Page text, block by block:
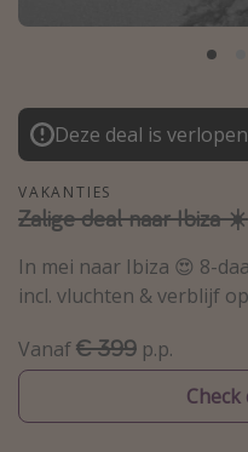
Thailand
Malta
Madeira
Egypte
Bali
Type vakantie
Overzicht
Weekendje weg
Autoverhuur
Deze deal is
VAKANTIES
Zalige deal naar Ibiza ☀️
In mei naar Ibiza 😍 8-
incl. vluchten & verblijf
Vanaf€ 399 p.p.
Check